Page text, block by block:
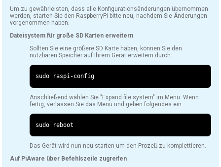
Um zu gewährleisten, dass alle Konfigurationsänderungen übernommen
werden, starten Sie den RaspberryPi bitte neu, nachdem Sie Änderungen
vorgenommen haben.
Dateisystem für große SD Karten erweitern
Sollten Sie eine größere SD Karte haben, können Sie den
nutzbaren Speicher auf Ihrem Gerät erweitern durch:
sudo raspi-
Anschließend wählen Sie "Expand file system" im Menü. Wenn
fertig, verlassen Sie das Menü und geben folgendes ein:
Das Gerät wird nun neu starten um den Prozeß zu komplettieren.
Auf PiAware über Befehlszeile zugreifen